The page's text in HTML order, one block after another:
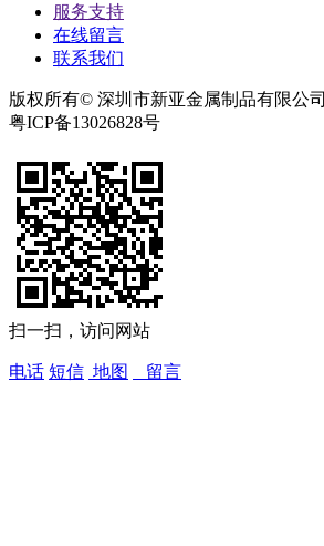
服务支持
在线留言
联系我们
版权所有© 深圳市新亚金属制品有限公司
粤ICP备13026828号
扫一扫，访问网站
电话 短信 地图 留言